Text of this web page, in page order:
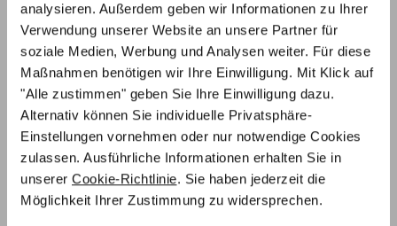
analysieren. Außerdem geben wir Informationen zu Ihrer
Verwendung unserer Website an unsere Partner für
soziale Medien, Werbung und Analysen weiter. Für diese
Maßnahmen benötigen wir Ihre Einwilligung. Mit Klick auf
"Alle zustimmen" geben Sie Ihre Einwilligung dazu.
Alternativ können Sie individuelle Privatsphäre-
Einstellungen vornehmen oder nur notwendige Cookies
zulassen. Ausführliche Informationen erhalten Sie in
unserer Cookie-Richtlinie. Sie haben jederzeit die
Möglichkeit Ihrer Zustimmung zu widersprechen.
Der Basispreis gilt für die Standardausführung inkl.
Schamottesatz und Abgaskuppel für Lieferung frei
Haus. Weitere zusätzliche Extras und nützliches
Zubehör können Sie unter „Zubehör“ auswählen. Ein
Schornsteinanschluss mit
Fachunternehmerbescheinigung kann auf Anfrage
ebenfalls dazu gebucht werden. Details dazu finden Sie
weiter unten.